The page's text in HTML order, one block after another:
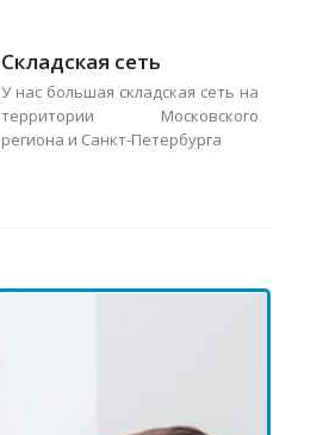
Складская сеть
У нас большая складская сеть на
территории Московского
региона и Санкт-Петербурга